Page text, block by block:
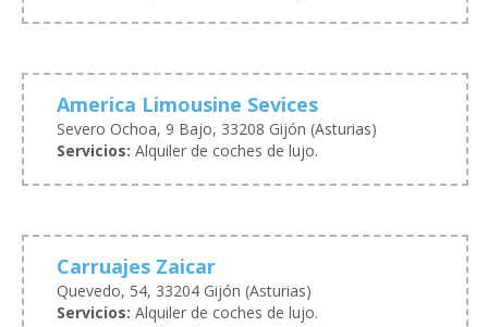
America Limousine Sevices
Severo Ochoa, 9 Bajo, 33208 Gijón (Asturias)
Servicios: Alquiler de coches de lujo.
Carruajes Zaicar
Quevedo, 54, 33204 Gijón (Asturias)
Servicios: Alquiler de coches de lujo.